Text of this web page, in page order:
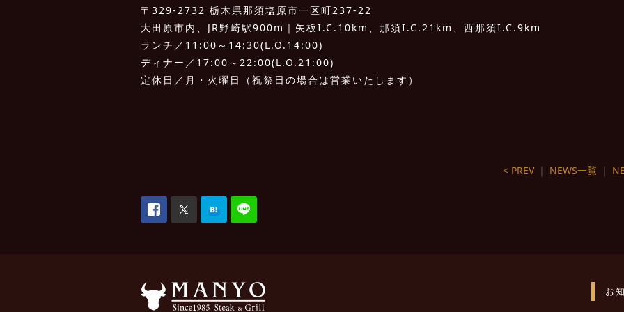
〒329-2732 栃木県那須塩原市一区町237-22
大田原市内、JR野崎駅900m｜矢板I.C.10km、那須I.C.21km、西那須I.C.9km
ランチ／11:00～14:30(L.O.14:00)
ディナー／17:00～22:00(L.O.21:00)
定休日／月・火曜日（祝祭日の場合は営業いたします）
< PREV｜ NEWS一覧 ｜
お